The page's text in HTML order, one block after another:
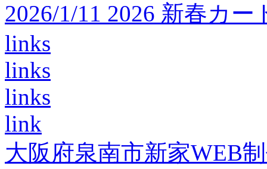
2026/1/11 2026 新春カ
links
links
links
link
大阪府泉南市新家WEB